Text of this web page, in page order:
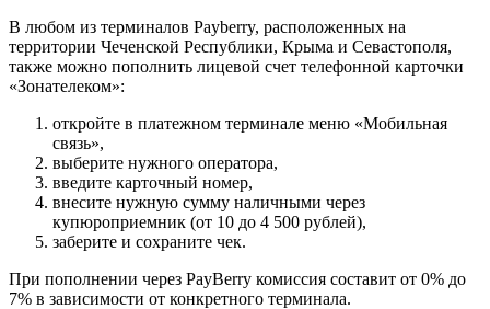
В любом из терминалов Payberry, расположенных на
территории Чеченской Республики, Крыма и Севастополя,
также можно пополнить лицевой счет телефонной карточки
«Зонателеком»:
откройте в платежном терминале меню «Мобильная
связь»,
выберите нужного оператора,
введите карточный номер,
внесите нужную сумму наличными через
купюроприемник (от 10 до 4 500 рублей),
заберите и сохраните чек.
При пополнении через PayBerry комиссия составит от 0% до
7% в зависимости от конкретного терминала.